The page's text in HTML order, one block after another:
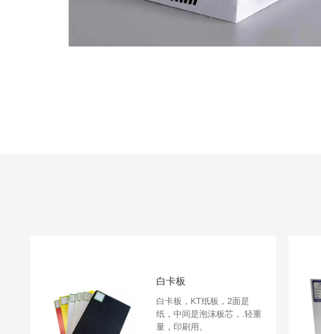
白卡板
白卡板，KT纸板，2面是
纸，中间是泡沫板芯，.轻重
量，印刷用。